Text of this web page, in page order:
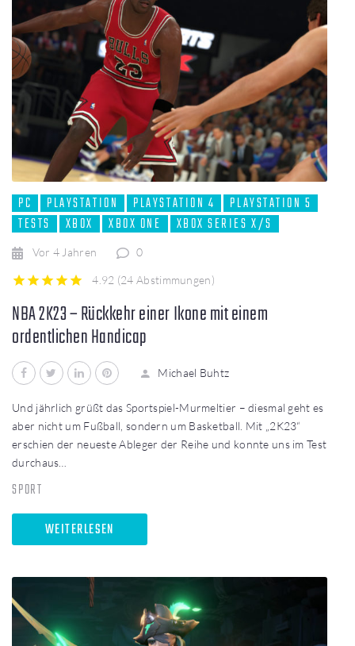
PC PLAYSTATION PLAYSTATION 4
PLAYSTATION 5
TESTS
XBOX XBOX ONE XBOX SERIES X/S
Vor 4 Jahren 0
4.92 (24 Abstimmungen)
NBA 2K23 – Rückkehr einer Ikone mit einem
ordentlichen Handicap
FacebookTwitterLinkedIn
Michael Buhtz
Und jährlich grüßt das Sportspiel-Murmeltier – diesmal geht es
aber nicht um Fußball, sondern um Basketball. Mit „2K23“
erschien der neueste Ableger der Reihe und konnte uns im Test
durchaus…
SPORT
WEITERLESEN